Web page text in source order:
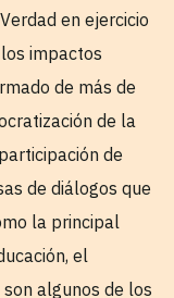
en ejercicio
impactos
de más de
de la
de
de diálogos que
la principal
el
algunos de los